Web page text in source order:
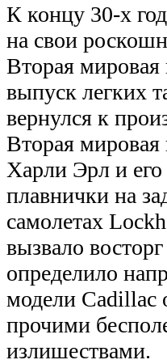
К концу 30-х
на свои
Вторая
выпуск легких
вернулся к
Вторая мировая
Харли Эрл и
плавнички на
самолетах
вызвало
определило
модели Сadillac
прочими
излишествами.